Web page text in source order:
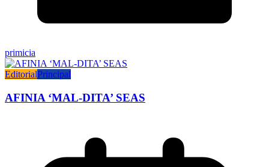
primicia
EditorialPrincipal
AFINIA ‘MAL-DITA’ SEAS